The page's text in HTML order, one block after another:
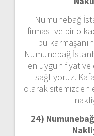
Numunebağ
firması ve bir o
bu
Numunebağ
en uygun fiyat ve
sağlıyoruz.
olarak sitemizden
24)